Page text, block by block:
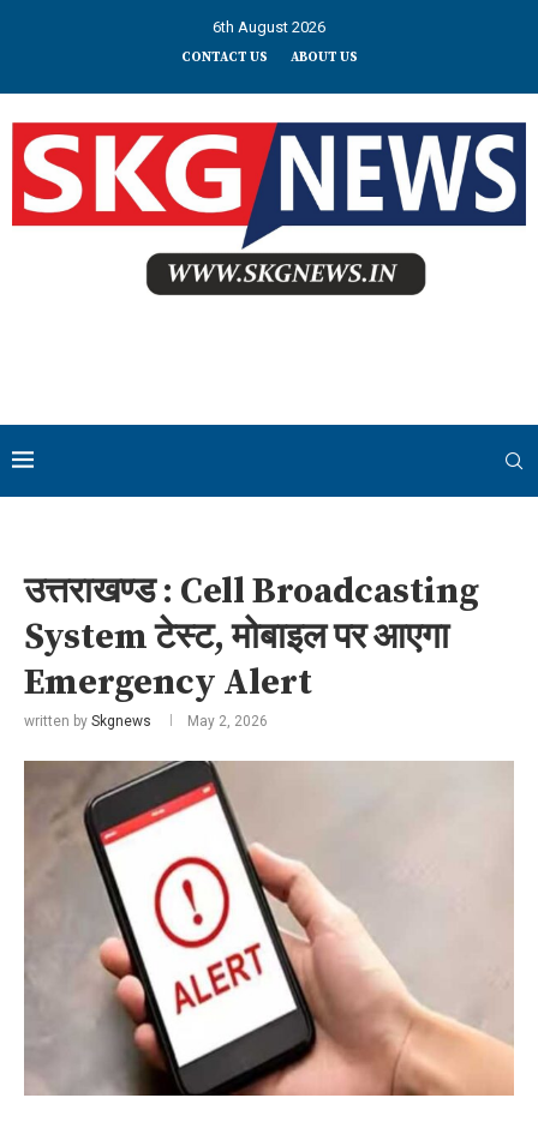
6th August 2026
CONTACT US ABOUT US
उत्तराखण्ड : Cell Broadcasting
System टेस्ट, मोबाइल पर आएगा
Emergency Alert
written by Skgnews May 2, 2026